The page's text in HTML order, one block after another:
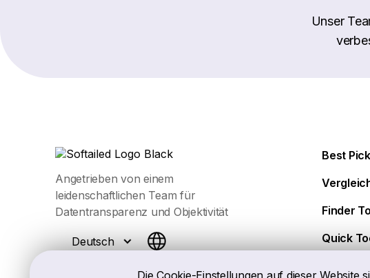
Die Cookie-Einstellungen auf dieser Website
Unser
Angetrieben von einem
leidenschaftlichen Team für
Datentransparenz und Objektivität
Deutsch
Best
Finder
Quick